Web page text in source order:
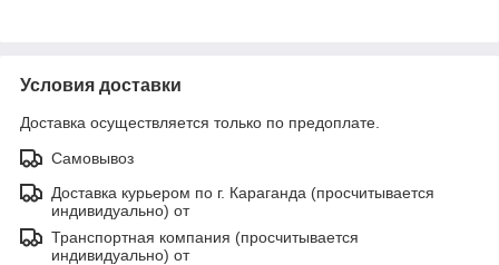
Условия доставки
Доставка осуществляется только по предоплате.
Самовывоз
Доставка курьером по г. Караганда (просчитывается
индивидуально) от
Транспортная компания (просчитывается
индивидуально) от